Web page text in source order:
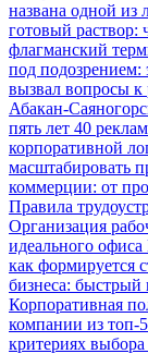
названа одной из
готовый раствор:
флагманский
под
вызвал вопросы к
Абакан-
пять лет 40
корпоративной
масштабировать
коммерции: от
Правила
Организация
идеального офиса
как формируется
бизнеса: быстрый
Корпоративная
компании из топ-
критериях